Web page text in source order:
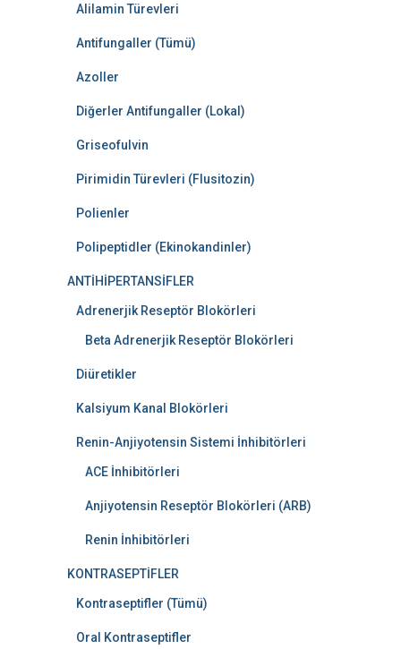
Alilamin Türevleri
Antifungaller (Tümü)
Azoller
Diğerler Antifungaller (Lokal)
Griseofulvin
Pirimidin Türevleri (Flusitozin)
Polienler
Polipeptidler (Ekinokandinler)
ANTİHİPERTANSİFLER
Adrenerjik Reseptör Blokörleri
Beta Adrenerjik Reseptör Blokörleri
Diüretikler
Kalsiyum Kanal Blokörleri
Renin-Anjiyotensin Sistemi İnhibitörleri
ACE İnhibitörleri
Anjiyotensin Reseptör Blokörleri (ARB)
Renin İnhibitörleri
KONTRASEPTİFLER
Kontraseptifler (Tümü)
Oral Kontraseptifler